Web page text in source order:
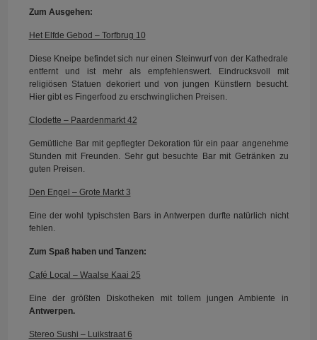
Zum Ausgehen:
Het Elfde Gebod – Torfbrug 10
Diese Kneipe befindet sich nur einen Steinwurf von der Kathedrale
entfernt und ist mehr als empfehlenswert. Eindrucksvoll mit
religiösen Statuen dekoriert und von jungen Künstlern besucht.
Hier gibt es Fingerfood zu erschwinglichen Preisen.
Clodette – Paardenmarkt 42
Gemütliche Bar mit gepflegter Dekoration für ein paar angenehme
Stunden mit Freunden. Sehr gut besuchte Bar mit Getränken zu
guten Preisen.
Den Engel – Grote Markt 3
Eine der wohl typischsten Bars in Antwerpen durfte natürlich nicht
fehlen.
Zum Spaß haben und Tanzen:
Café Local – Waalse Kaai 25
Eine der größten Diskotheken mit tollem jungen Ambiente in
Antwerpen.
Stereo Sushi – Luikstraat 6